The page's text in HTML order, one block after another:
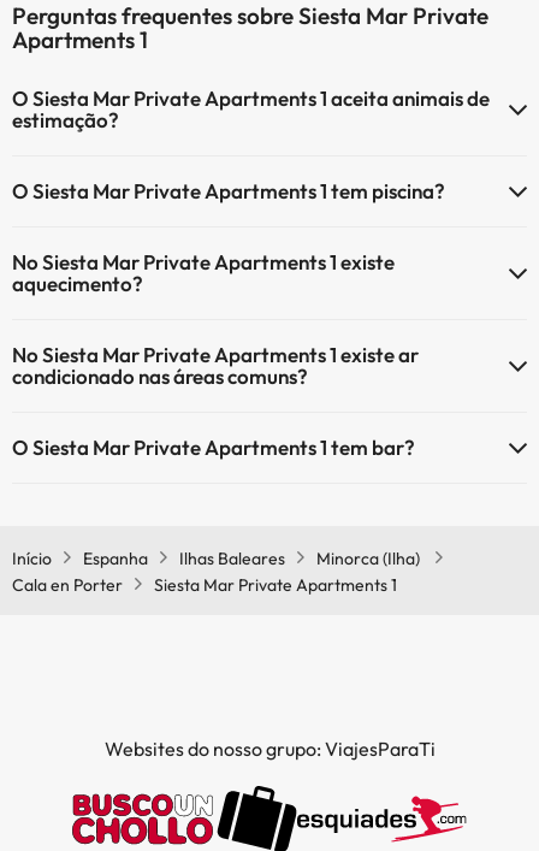
Perguntas frequentes sobre Siesta Mar Private
Apartments 1
O Siesta Mar Private Apartments 1 aceita animais de
estimação?
O Siesta Mar Private Apartments 1 tem piscina?
adicional). Aqui tem mais info sobre a piscina e outras facilidades.
No Siesta Mar Private Apartments 1 existe
aquecimento?
comuns.
No Siesta Mar Private Apartments 1 existe ar
condicionado nas áreas comuns?
áreas comuns.
O Siesta Mar Private Apartments 1 tem bar?
Início Espanha Ilhas Baleares
Minorca (Ilha)
Cala en Porter
Siesta Mar Private Apartments 1
Websites do nosso grupo: ViajesParaTi